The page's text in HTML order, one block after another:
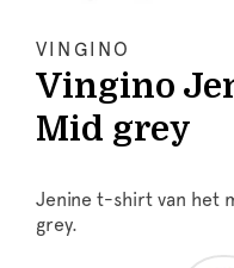
VINGINO
Vingino
Mid grey
Jenine t-shirt van het
grey.